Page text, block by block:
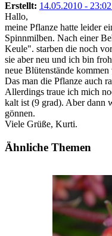
Erstellt: 14.05.2010 -
Hallo,
meine Pflanze hatte leider
Spinnmilben. Nach einer
Keule". starben die noch
sie aber neu und ich bin
neue Blütenstände kommen
Das man die Pflanze auch
Allerdings traue ich mich
kalt ist (9 grad). Aber dann
gönnen.
Viele Grüße, Kurti.
Ähnliche Themen